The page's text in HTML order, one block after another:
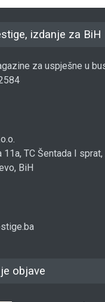
izdanje za BiH
za uspješne u
11a, TC Šentada I sprat,
BiH
objave